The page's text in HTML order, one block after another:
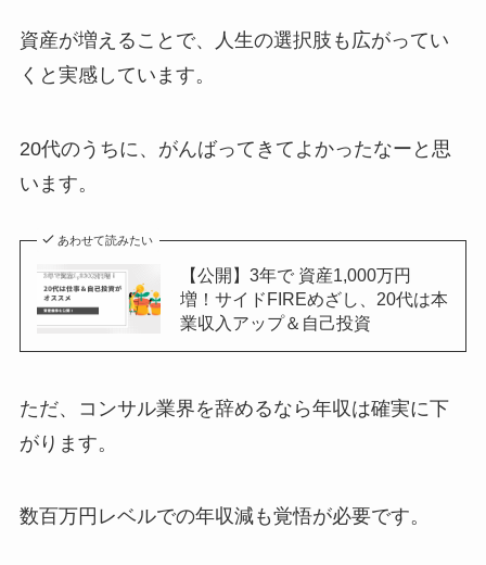
資産が増えることで、人生の選択肢も広がってい
くと実感しています。
20代のうちに、がんばってきてよかったなーと思
います。
あわせて読みたい
【公開】3年で 資産1,000万円
増！サイドFIREめざし、20代は本
業収入アップ＆自己投資
ただ、コンサル業界を辞めるなら年収は確実に下
がります。
数百万円レベルでの年収減も覚悟が必要です。